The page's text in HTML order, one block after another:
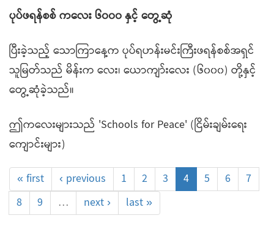
ပုပ်ဖရန်စစ် ကလေး ၆၀၀၀ နှင့် တွေ့ဆုံ
ပြီးခဲ့သည့် သောကြာနေ့က ပုပ်ရဟန်းမင်းကြီးဖရန်စစ်အရှင်
သူမြတ်သည် မိန်းက လေး၊ ယောကျာ်းလေး (၆၀၀၀) တို့နှင့်
တွေ့ဆုံခဲ့သည်။
ဤကလေးများသည် 'Schools for Peace' (ငြိမ်းချမ်းရေး
ကျောင်းများ)
« first
‹ previous 1 2 3 4 5 6
7
8
9 … next › last »